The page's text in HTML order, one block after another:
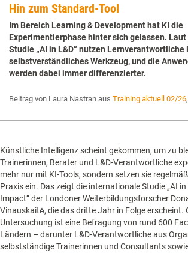
Hin zum Standard-Tool
Im Bereich Learning & Development hat KI die
Experimentierphase hinter sich gelassen.
Studie „AI in L&D“ nutzen Lernverantwortliche
selbstverständliches Werkzeug, und die
werden dabei immer differenzierter.
Beitrag von Laura Nastran aus Training aktuell 02/26
Künstliche Intelligenz scheint gekommen, um zu
Trainerinnen, Berater und L&D-Verantwortliche
mehr nur mit KI-Tools, sondern setzen sie
Praxis ein. Das zeigt die internationale Studie „AI
Impact“ der Londoner Weiterbildungsforscher
Vinauskaitė, die das dritte Jahr in Folge erscheint.
Untersuchung ist eine Befragung von rund 600
Ländern – darunter L&D-Verantwortliche aus
selbstständige Trainerinnen und Consultants